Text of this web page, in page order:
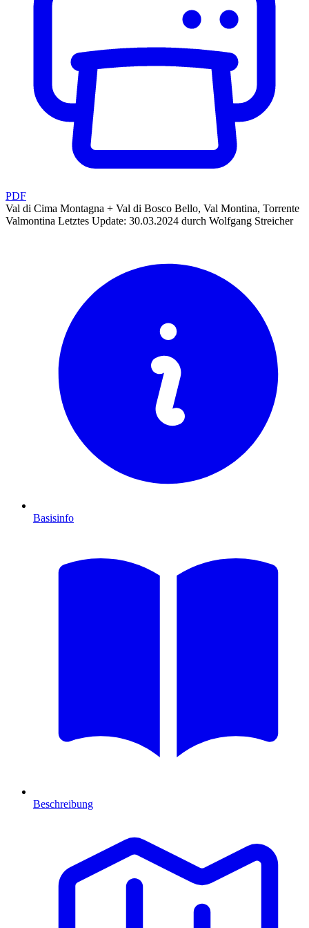
PDF
Val di Cima Montagna + Val di Bosco Bello, Val Montina, Torrente
Valmontina Letztes Update: 30.03.2024 durch Wolfgang Streicher
Basisinfo
Beschreibung